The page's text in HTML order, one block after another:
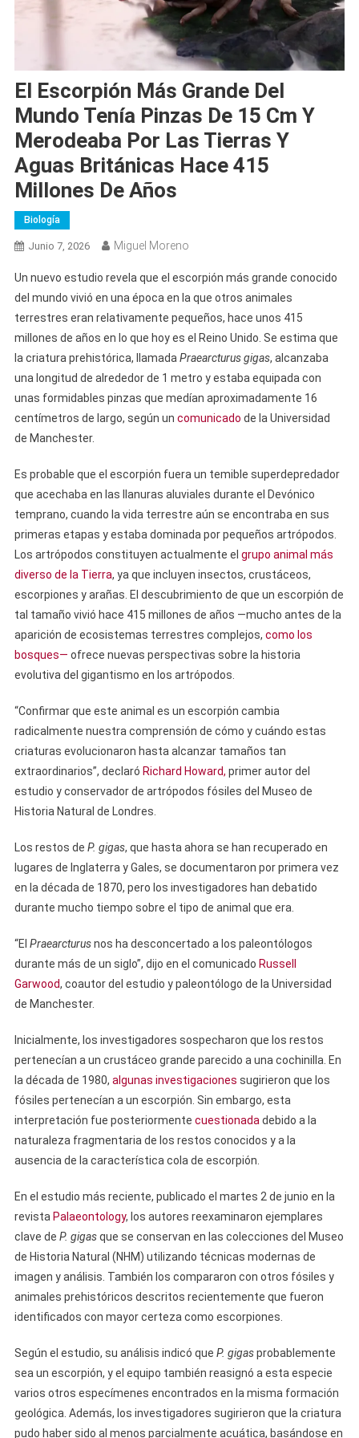
El Escorpión Más Grande Del
Mundo Tenía Pinzas De 15 Cm Y
Merodeaba Por Las Tierras Y
Aguas Británicas Hace 415
Millones De Años
Biología
Junio 7, 2026 Miguel Moreno
Un nuevo estudio revela que el escorpión más grande conocido
del mundo vivió en una época en la que otros animales
terrestres eran relativamente pequeños, hace unos 415
millones de años en lo que hoy es el Reino Unido. Se estima que
la criatura prehistórica, llamada Praearcturus gigas, alcanzaba
una longitud de alrededor de 1 metro y estaba equipada con
unas formidables pinzas que medían aproximadamente 16
centímetros de largo, según un comunicado de la Universidad
de Manchester.
Es probable que el escorpión fuera un temible superdepredador
que acechaba en las llanuras aluviales durante el Devónico
temprano, cuando la vida terrestre aún se encontraba en sus
primeras etapas y estaba dominada por pequeños artrópodos.
Los artrópodos constituyen actualmente el grupo animal más
diverso de la Tierra, ya que incluyen insectos, crustáceos,
escorpiones y arañas. El descubrimiento de que un escorpión de
tal tamaño vivió hace 415 millones de años —mucho antes de la
aparición de ecosistemas terrestres complejos, como los
bosques— ofrece nuevas perspectivas sobre la historia
evolutiva del gigantismo en los artrópodos.
“Confirmar que este animal es un escorpión cambia
radicalmente nuestra comprensión de cómo y cuándo estas
criaturas evolucionaron hasta alcanzar tamaños tan
extraordinarios”, declaró Richard Howard, primer autor del
estudio y conservador de artrópodos fósiles del Museo de
Historia Natural de Londres.
Los restos de P. gigas, que hasta ahora se han recuperado en
lugares de Inglaterra y Gales, se documentaron por primera vez
en la década de 1870, pero los investigadores han debatido
durante mucho tiempo sobre el tipo de animal que era.
“El Praearcturusnos ha desconcertado a los paleontólogos
durante más de un siglo”, dijo en el comunicado Russell
Garwood, coautor del estudio y paleontólogo de la Universidad
de Manchester.
Inicialmente, los investigadores sospecharon que los restos
pertenecían a un crustáceo grande parecido a una cochinilla. En
la década de 1980, algunas investigaciones sugirieron que los
fósiles pertenecían a un escorpión. Sin embargo, esta
interpretación fue posteriormente cuestionada debido a la
naturaleza fragmentaria de los restos conocidos y a la
ausencia de la característica cola de escorpión.
En el estudio más reciente, publicado el martes 2 de junio en la
revista Palaeontology, los autores reexaminaron ejemplares
clave de P. gigasque se conservan en las colecciones del Museo
de Historia Natural (NHM) utilizando técnicas modernas de
imagen y análisis. También los compararon con otros fósiles y
animales prehistóricos descritos recientemente que fueron
identificados con mayor certeza como escorpiones.
Según el estudio, su análisis indicó que P. gigasprobablemente
sea un escorpión, y el equipo también reasignó a esta especie
varios otros especímenes encontrados en la misma formación
geológica. Además, los investigadores sugirieron que la criatura
pudo haber sido al menos parcialmente acuática, basándose en